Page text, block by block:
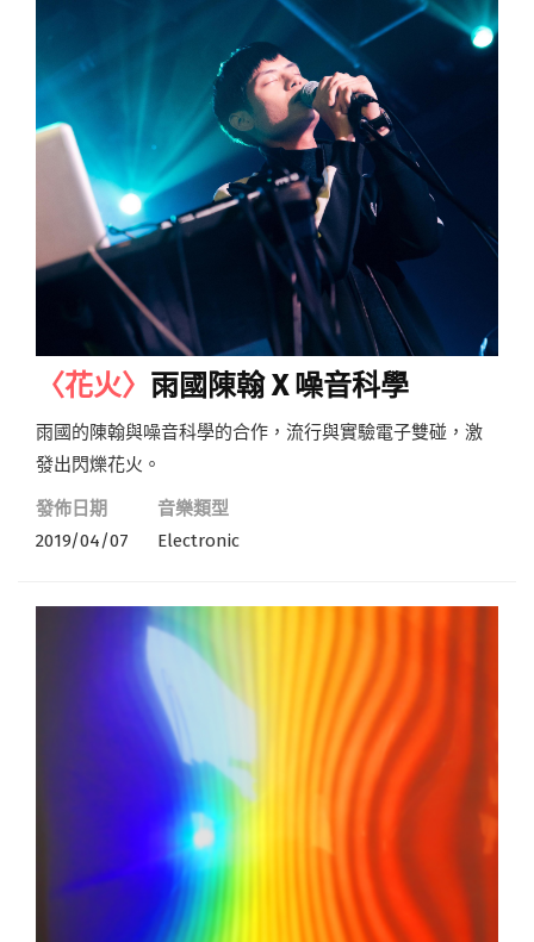
〈花火〉 雨國陳翰 X 噪音科學
雨國的陳翰與噪音科學的合作，流行與實驗電子雙碰，激
發出閃爍花火。
發佈日期
2019/04/07
音樂類型
Electronic